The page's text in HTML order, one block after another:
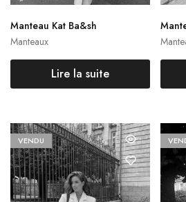
Manteaux
Manteau Kat Ba&sh
Lire la suite
VENDU